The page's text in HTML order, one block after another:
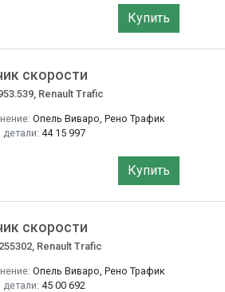
Купить
скорости
Renault Trafic
Опель Виваро, Рено Трафик
44 15 997
Купить
скорости
Renault Trafic
Опель Виваро, Рено Трафик
45 00 692